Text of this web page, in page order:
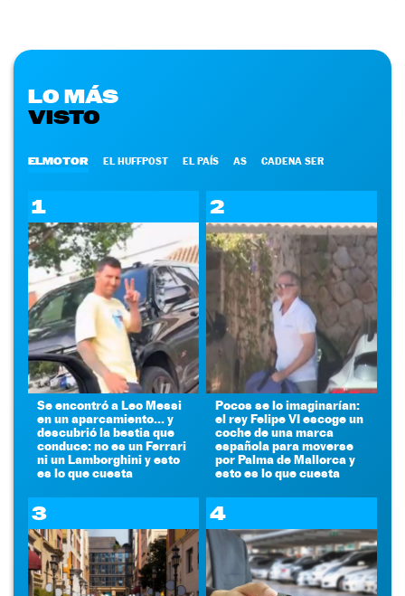
LO MÁS
VISTO
ELMOTOR EL HUFFPOST EL PAÍS AS CADENA SER
1
Se encontró a Leo Messi
en un aparcamiento... y
descubrió la bestia que
conduce: no es un Ferrari
ni un Lamborghini y esto
es lo que cuesta
2
Pocos se lo imaginarían:
el rey Felipe VI escoge un
coche de una marca
española para moverse
por Palma de Mallorca y
esto es lo que cuesta
3 4